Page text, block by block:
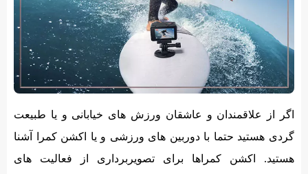
اگر از علاقمندان و عاشقان ورزش های خیابانی و یا طبیعت
گردی هستید حتما با دوربین های ورزشی و یا اکشن کمرا آشنا
هستید. اکشن کمراها برای تصویربرداری از فعالیت های